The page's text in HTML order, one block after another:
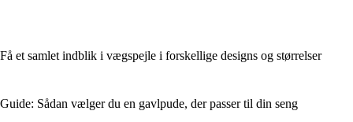
Få et samlet indblik i vægspejle i forskellige designs og størrelser
Guide: Sådan vælger du en gavlpude, der passer til din seng